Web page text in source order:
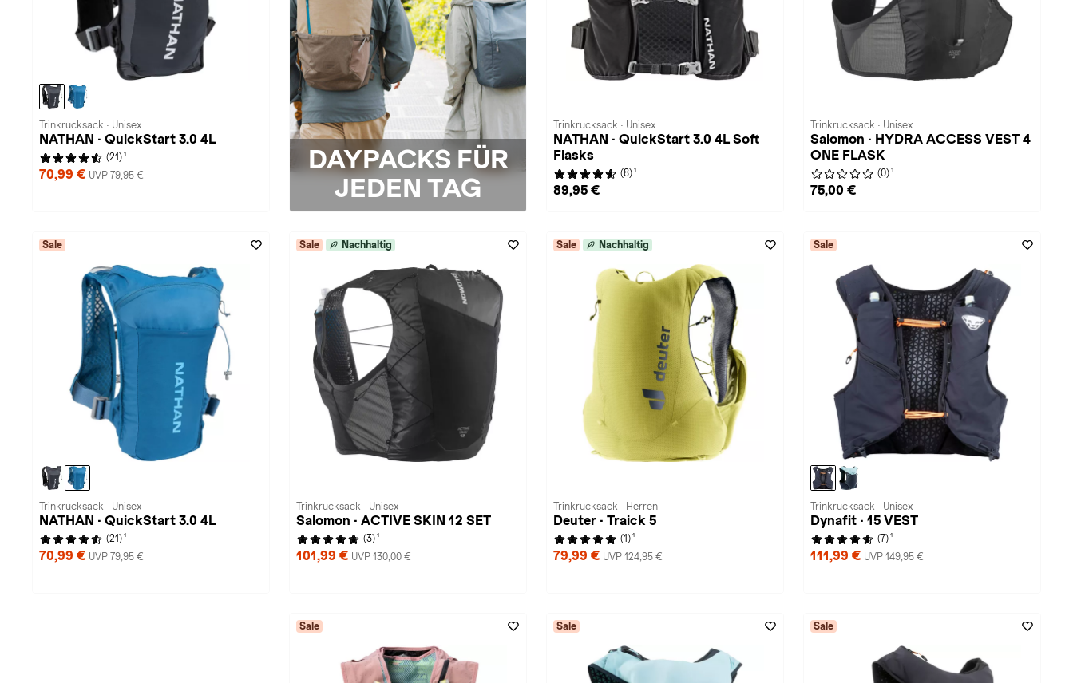
Trinkrucksack · Unisex
NATHAN · QuickStart 3.0 4L
(21) 1
70,99 € UVP 79,95 €
DAYPACKS FÜR
JEDEN TAG
Trinkrucksack · Unisex
NATHAN · QuickStart 3.0 4L Soft
Flasks
(8) 1
89,95 €
Trinkrucksack · Unisex
Salomon · HYDRA ACCESS VEST 4
ONE FLASK
(0) 1
75,00 €
Sale
Trinkrucksack · Unisex
NATHAN · QuickStart 3.0 4L
(21) 1
70,99 € UVP 79,95 €
Sale Nachhaltig
Trinkrucksack · Unisex
Salomon · ACTIVE SKIN 12 SET
(3) 1
101,99 € UVP 130,00 €
Sale Nachhaltig
Trinkrucksack · Herren
Deuter · Traick 5
(1) 1
79,99 € UVP 124,95 €
Sale
Trinkrucksack · Unisex
Dynafit · 15 VEST
(7) 1
111,99 € UVP 149,95 €
Sale Sale Sale